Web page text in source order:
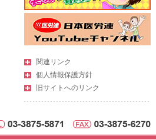
関連リンク
個人情報保護方針
旧サイトへのリンク